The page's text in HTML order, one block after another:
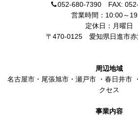
052-680-7390 FAX:
営業時間：10:00～
定休日：月曜日
〒470-0125 愛知県日進市
周辺地域
名古屋市 ・ 尾張旭市 ・ 瀬戸市 ・ 春日井市 ・
クセス
事業内容